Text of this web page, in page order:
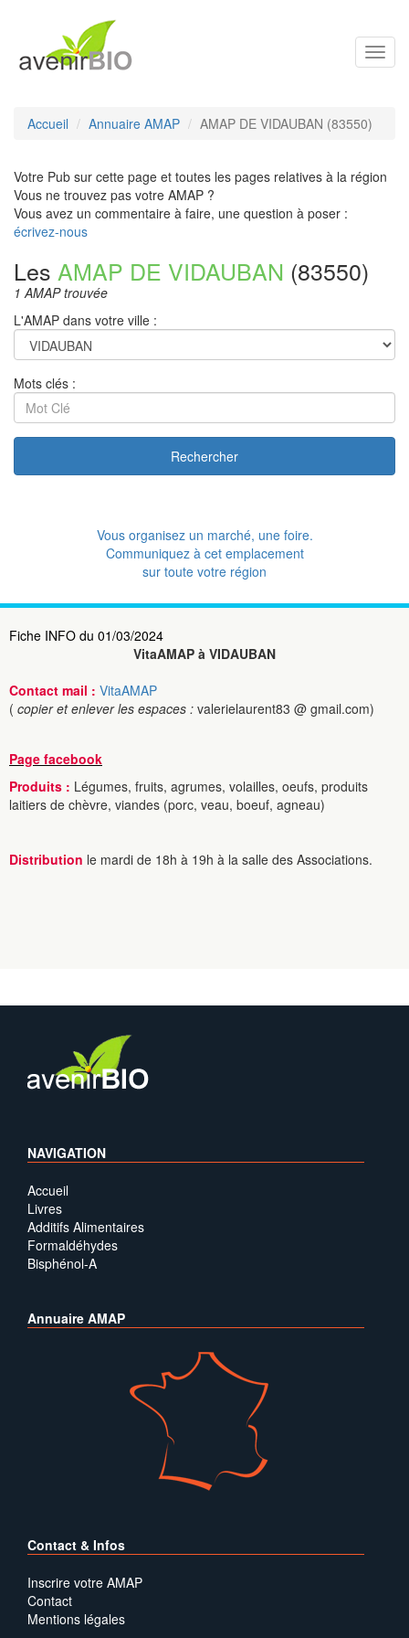
Accueil Annuaire AMAP AMAP DE VIDAUBAN (83550)
Votre Pub sur cette page et toutes les pages relatives à la région
Vous ne trouvez pas votre AMAP ?
Vous avez un commentaire à faire, une question à poser :
écrivez-nous
Les AMAP DE VIDAUBAN (83550)
1 AMAP trouvée
L'AMAP dans votre ville :
Mots clés :
Rechercher
Vous organisez un marché, une foire.
Communiquez à cet emplacement
sur toute votre région
Fiche INFO du 01/03/2024
VitaAMAP à VIDAUBAN
Contact mail : VitaAMAP
( copier et enlever les espaces : valerielaurent83 @ gmail.com)
Page facebook
Produits : Légumes, fruits, agrumes, volailles, oeufs, produits
laitiers de chèvre, viandes (porc, veau, boeuf, agneau)
Distribution le mardi de 18h à 19h à la salle des Associations.
NAVIGATION
Accueil
Livres
Additifs Alimentaires
Formaldéhydes
Bisphénol-A
Annuaire AMAP
Contact & Infos
Inscrire votre AMAP
Contact
Mentions légales